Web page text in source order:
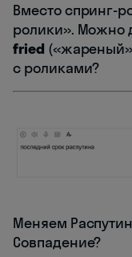
Вместо спринг-
ролики». Можно
fried
с роликами?
Меняем
Совпадение?